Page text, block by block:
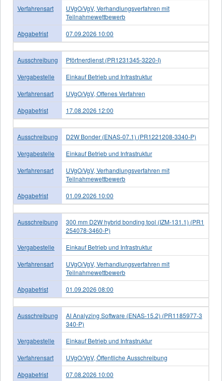
Verfahrensart
UVgO/VgV, Verhandlungsverfahren mit
Teilnahmewettbewerb
Abgabefrist
07.09.2026 10:00
Ausschreibung
Pförtnerdienst (PR1231345-3220-I)
Vergabestelle
Einkauf Betrieb und Infrastruktur
Verfahrensart
UVgO/VgV, Offenes Verfahren
Abgabefrist
17.08.2026 12:00
Ausschreibung
D2W Bonder (ENAS-07.1) (PR1221208-3340-P)
Vergabestelle
Einkauf Betrieb und Infrastruktur
Verfahrensart
UVgO/VgV, Verhandlungsverfahren mit
Teilnahmewettbewerb
Abgabefrist
01.09.2026 10:00
Ausschreibung
300 mm D2W hybrid bonding tool (IZM-131.1) (PR1
254078-3460-P)
Vergabestelle
Einkauf Betrieb und Infrastruktur
Verfahrensart
UVgO/VgV, Verhandlungsverfahren mit
Teilnahmewettbewerb
Abgabefrist
01.09.2026 08:00
Ausschreibung
AI Analyzing Software (ENAS-15.2) (PR1185977-3
340-P)
Vergabestelle
Einkauf Betrieb und Infrastruktur
Verfahrensart
UVgO/VgV, Öffentliche Ausschreibung
Abgabefrist
07.08.2026 10:00